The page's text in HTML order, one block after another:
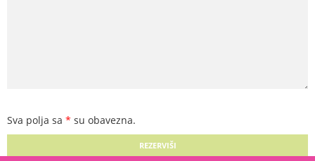
Sva polja sa * su obavezna.